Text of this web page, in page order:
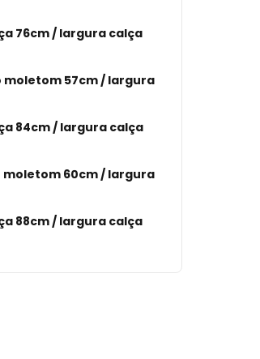
/ largura calça
moletom 57cm / largura
/ largura calça
moletom 60cm / largura
/ largura calça